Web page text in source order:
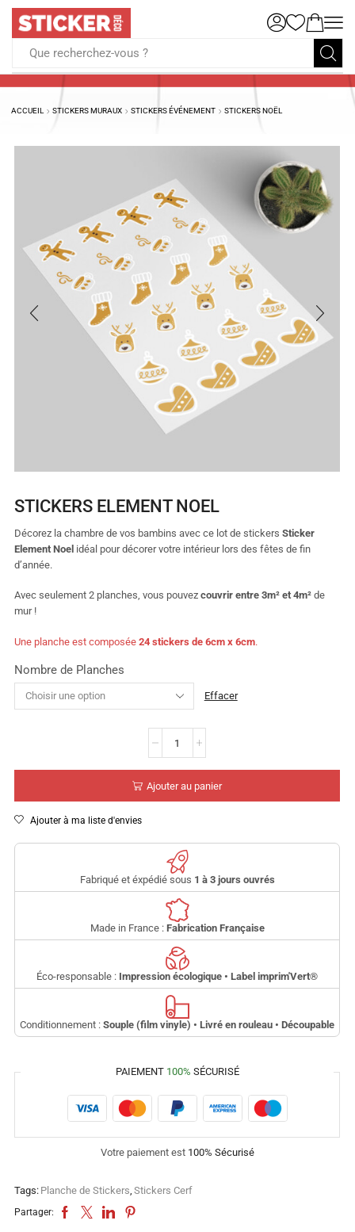
Que recherchez-vous ?
ACCUEIL STICKERS MURAUX STICKERS ÉVÉNEMENT STICKERS NOËL
STICKERS ELEMENT NOEL
Décorez la chambre de vos bambins avec ce lot de stickers Sticker
Element Noel idéal pour décorer votre intérieur lors des fêtes de fin
d’année.
Avec seulement 2 planches, vous pouvez couvrir entre 3m² et 4m² de
mur !
Une planche est composée 24 stickers de 6cm x 6cm.
Nombre de Planches
Effacer
Ajouter au panier
Ajouter à ma liste d'envies
Fabriqué et éxpédié sous 1 à 3 jours ouvrés
Made in France : Fabrication Française
Éco-responsable : Impression écologique • Label imprim'Vert®
Conditionnement : Souple (film vinyle) • Livré en rouleau • Découpable
PAIEMENT 100% SÉCURISÉ
Votre paiement est 100% Sécurisé
Tags: Planche de Stickers, Stickers Cerf
Partager: